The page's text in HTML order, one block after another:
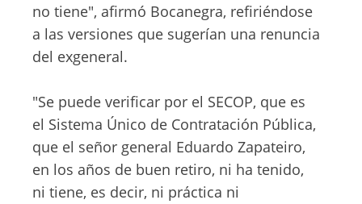
no tiene", afirmó Bocanegra, refiriéndose
a las versiones que sugerían una renuncia
del exgeneral.
"Se puede verificar por el SECOP, que es
el Sistema Único de Contratación Pública,
que el señor general Eduardo Zapateiro,
en los años de buen retiro, ni ha tenido,
ni tiene, es decir, ni práctica ni